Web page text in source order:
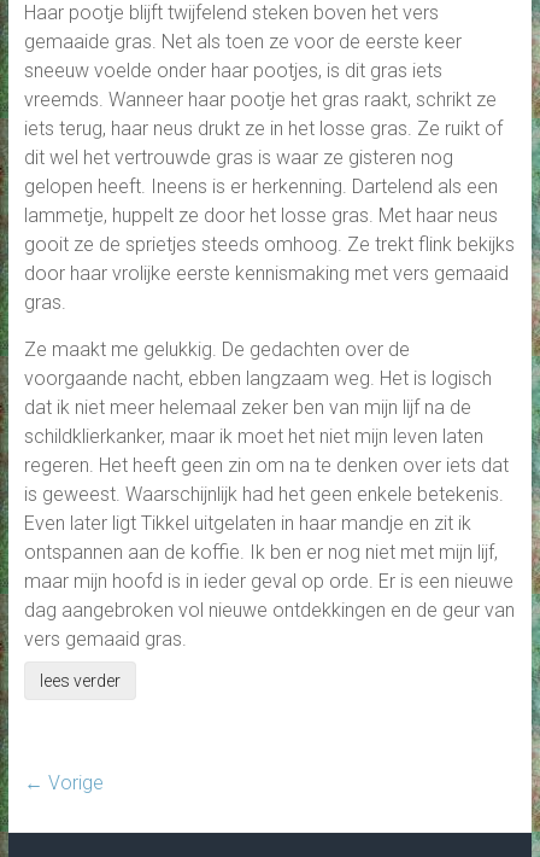
Haar pootje blijft twijfelend steken boven het vers
gemaaide gras. Net als toen ze voor de eerste keer
sneeuw voelde onder haar pootjes, is dit gras iets
vreemds. Wanneer haar pootje het gras raakt, schrikt ze
iets terug, haar neus drukt ze in het losse gras. Ze ruikt of
dit wel het vertrouwde gras is waar ze gisteren nog
gelopen heeft. Ineens is er herkenning. Dartelend als een
lammetje, huppelt ze door het losse gras. Met haar neus
gooit ze de sprietjes steeds omhoog. Ze trekt flink bekijks
door haar vrolijke eerste kennismaking met vers gemaaid
gras.
Ze maakt me gelukkig. De gedachten over de
voorgaande nacht, ebben langzaam weg. Het is logisch
dat ik niet meer helemaal zeker ben van mijn lijf na de
schildklierkanker, maar ik moet het niet mijn leven laten
regeren. Het heeft geen zin om na te denken over iets dat
is geweest. Waarschijnlijk had het geen enkele betekenis.
Even later ligt Tikkel uitgelaten in haar mandje en zit ik
ontspannen aan de koffie. Ik ben er nog niet met mijn lijf,
maar mijn hoofd is in ieder geval op orde. Er is een nieuwe
dag aangebroken vol nieuwe ontdekkingen en de geur van
vers gemaaid gras.
lees verder
← Vorige